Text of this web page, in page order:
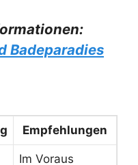
Badeparadies
Empfehlungen
Im Voraus